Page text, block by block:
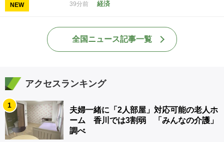
NEW 39分前 経済
全国ニュース記事一覧
アクセスランキング
1
夫婦一緒に「2人部屋」対応可能の老人ホ
ーム 香川では3割弱 「みんなの介護」
調べ